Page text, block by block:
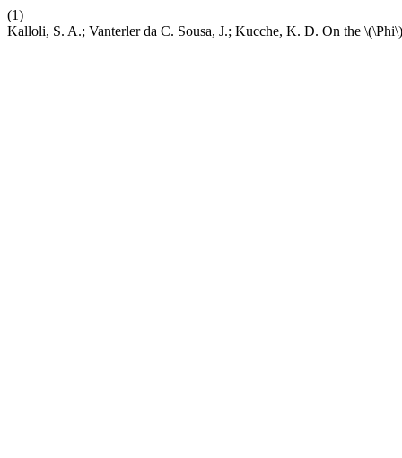
(1)
Kalloli, S. A.; Vanterler da C. Sousa, J.; Kucche, K. D. On the